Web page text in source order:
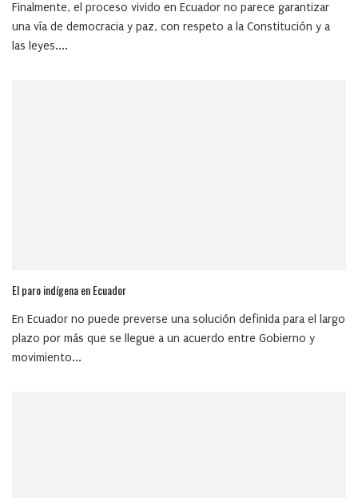
Finalmente, el proceso vivido en Ecuador no parece garantizar
una vía de democracia y paz, con respeto a la Constitución y a
las leyes....
El paro indígena en Ecuador
En Ecuador no puede preverse una solución definida para el largo
plazo por más que se llegue a un acuerdo entre Gobierno y
movimiento...